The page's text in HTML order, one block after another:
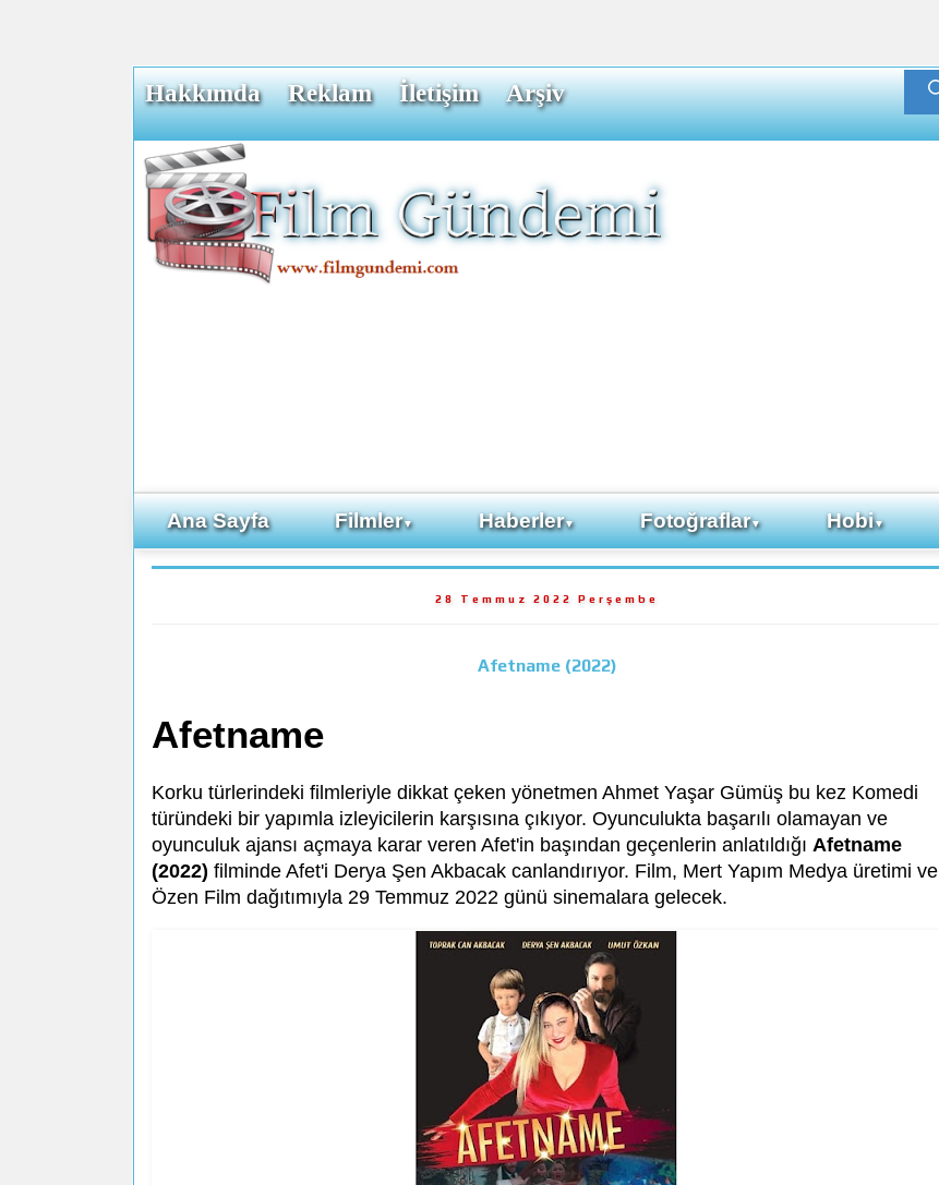
Hakkımda Reklam İletişim Arşiv
Ana Sayfa Filmler▼ Haberler▼ Fotoğraflar▼ Hobi▼
28 Temmuz 2022 Perşembe
Afetname (2022)
Afetname
Korku türlerindeki filmleriyle dikkat çeken yönetmen Ahmet Yaşar Gümüş bu kez Komedi
türündeki bir yapımla izleyicilerin karşısına çıkıyor. Oyunculukta başarılı olamayan ve
oyunculuk ajansı açmaya karar veren Afet'in başından geçenlerin anlatıldığı Afetname
(2022) filminde Afet'i Derya Şen Akbacak canlandırıyor. Film, Mert Yapım Medya üretimi ve
Özen Film dağıtımıyla 29 Temmuz 2022 günü sinemalara gelecek.